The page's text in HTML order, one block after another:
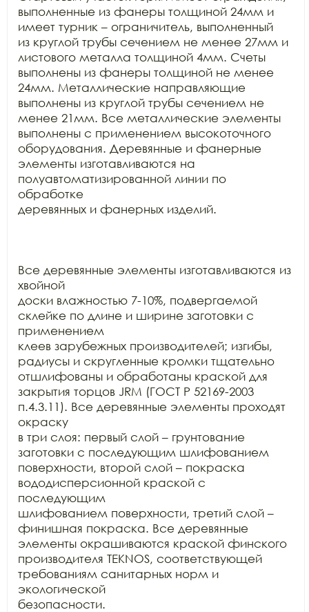
выполненные из фанеры толщиной 24мм и
имеет турник – ограничитель, выполненный
из круглой трубы сечением не менее 27мм и
листового металла толщиной 4мм. Счеты
выполнены из фанеры толщиной не менее
24мм. Металлические направляющие
выполнены из круглой трубы сечением не
менее 21мм. Все металлические элементы
выполнены с применением высокоточного
оборудования. Деревянные и фанерные
элементы изготавливаются на
полуавтоматизированной линии по
обработке
деревянных и фанерных изделий.
Все деревянные элементы изготавливаются из
хвойной
доски влажностью 7-10%, подвергаемой
склейке по длине и ширине заготовки с
применением
клеев зарубежных производителей; изгибы,
радиусы и скругленные кромки тщательно
отшлифованы и обработаны краской для
закрытия торцов JRM (ГОСТ Р 52169-2003
п.4.3.11). Все деревянные элементы проходят
окраску
в три слоя: первый слой – грунтование
заготовки с последующим шлифованием
поверхности, второй слой – покраска
вододисперсионной краской с
последующим
шлифованием поверхности, третий слой –
финишная покраска. Все деревянные
элементы окрашиваются краской финского
производителя TEKNOS, соответствующей
требованиям санитарных норм и
экологической
безопасности.